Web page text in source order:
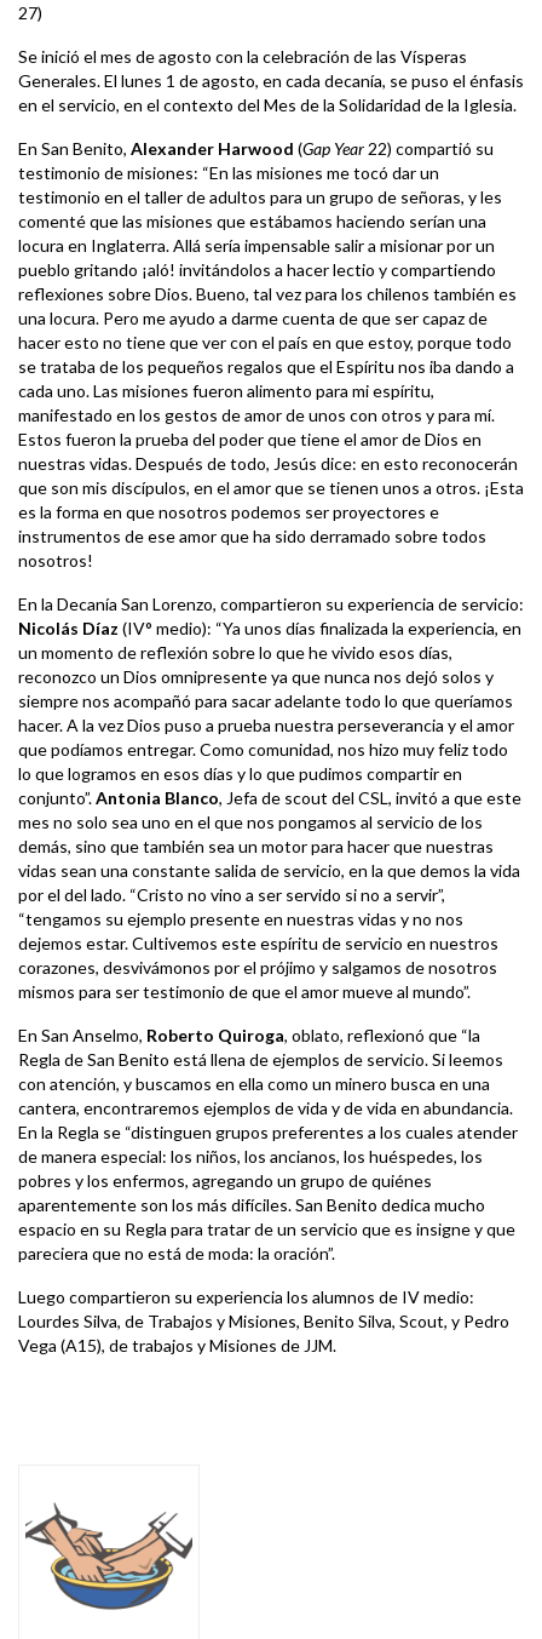
27)
Se inició el mes de agosto con la celebración de las Vísperas
Generales. El lunes 1 de agosto, en cada decanía, se puso el énfasis
en el servicio, en el contexto del Mes de la Solidaridad de la Iglesia.
En San Benito, Alexander Harwood (Gap Year 22) compartió su
testimonio de misiones: “En las misiones me tocó dar un
testimonio en el taller de adultos para un grupo de señoras, y les
comenté que las misiones que estábamos haciendo serían una
locura en Inglaterra. Allá sería impensable salir a misionar por un
pueblo gritando ¡aló! invitándolos a hacer lectio y compartiendo
reflexiones sobre Dios. Bueno, tal vez para los chilenos también es
una locura. Pero me ayudo a darme cuenta de que ser capaz de
hacer esto no tiene que ver con el país en que estoy, porque todo
se trataba de los pequeños regalos que el Espíritu nos iba dando a
cada uno. Las misiones fueron alimento para mi espíritu,
manifestado en los gestos de amor de unos con otros y para mí.
Estos fueron la prueba del poder que tiene el amor de Dios en
nuestras vidas. Después de todo, Jesús dice: en esto reconocerán
que son mis discípulos, en el amor que se tienen unos a otros. ¡Esta
es la forma en que nosotros podemos ser proyectores e
instrumentos de ese amor que ha sido derramado sobre todos
nosotros!
En la Decanía San Lorenzo, compartieron su experiencia de servicio:
Nicolás Díaz (IV° medio): “Ya unos días finalizada la experiencia, en
un momento de reflexión sobre lo que he vivido esos días,
reconozco un Dios omnipresente ya que nunca nos dejó solos y
siempre nos acompañó para sacar adelante todo lo que queríamos
hacer. A la vez Dios puso a prueba nuestra perseverancia y el amor
que podíamos entregar. Como comunidad, nos hizo muy feliz todo
lo que logramos en esos días y lo que pudimos compartir en
conjunto”.Antonia Blanco, Jefa de scout del CSL, invitó a que este
mes no solo sea uno en el que nos pongamos al servicio de los
demás, sino que también sea un motor para hacer que nuestras
vidas sean una constante salida de servicio, en la que demos la vida
por el del lado. “Cristo no vino a ser servido si no a servir”,
“tengamos su ejemplo presente en nuestras vidas y no nos
dejemos estar. Cultivemos este espíritu de servicio en nuestros
corazones, desvivámonos por el prójimo y salgamos de nosotros
mismos para ser testimonio de que el amor mueve al mundo”.
En San Anselmo, Roberto Quiroga, oblato, reflexionó que “la
Regla de San Benito está llena de ejemplos de servicio. Si leemos
con atención, y buscamos en ella como un minero busca en una
cantera, encontraremos ejemplos de vida y de vida en abundancia.
En la Regla se “distinguen grupos preferentes a los cuales atender
de manera especial: los niños, los ancianos, los huéspedes, los
pobres y los enfermos, agregando un grupo de quiénes
aparentemente son los más difíciles. San Benito dedica mucho
espacio en su Regla para tratar de un servicio que es insigne y que
pareciera que no está de moda: la oración”.
Luego compartieron su experiencia los alumnos de IV medio:
Lourdes Silva, de Trabajos y Misiones, Benito Silva, Scout, y Pedro
Vega (A15), de trabajos y Misiones de JJM.